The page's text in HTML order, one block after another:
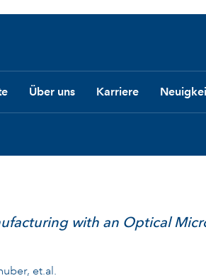
Über uns Karriere
with an Optical
et.al.